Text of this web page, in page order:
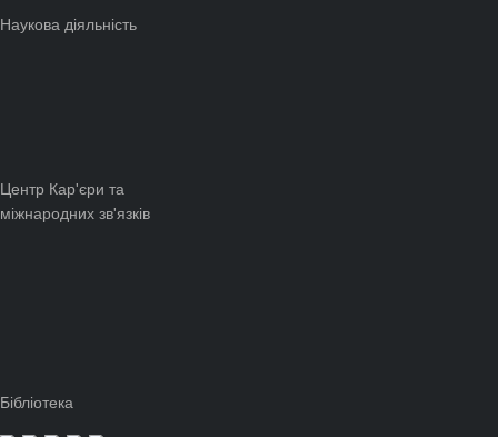
Наукова діяльність
Центр Кар'єри та
міжнародних зв'язків
Бібліотека